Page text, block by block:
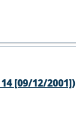
[09/12/2001])